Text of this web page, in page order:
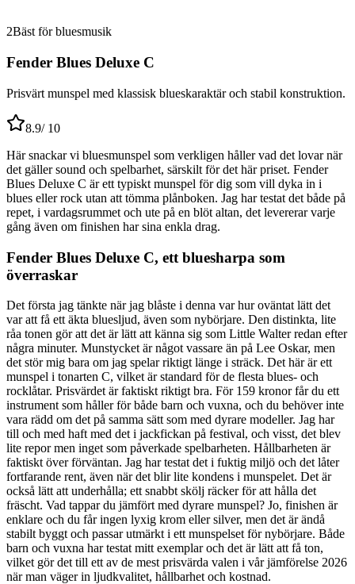
2Bäst för bluesmusik
Fender Blues Deluxe C
Prisvärt munspel med klassisk blueskaraktär och stabil konstruktion.
8.9/ 10
Här snackar vi bluesmunspel som verkligen håller vad det lovar när
det gäller sound och spelbarhet, särskilt för det här priset. Fender
Blues Deluxe C är ett typiskt munspel för dig som vill dyka in i
blues eller rock utan att tömma plånboken. Jag har testat det både på
repet, i vardagsrummet och ute på en blöt altan, det levererar varje
gång även om finishen har sina enkla drag.
Fender Blues Deluxe C, ett bluesharpa som
överraskar
Det första jag tänkte när jag blåste i denna var hur oväntat lätt det
var att få ett äkta bluesljud, även som nybörjare. Den distinkta, lite
råa tonen gör att det är lätt att känna sig som Little Walter redan efter
några minuter. Munstycket är något vassare än på Lee Oskar, men
det stör mig bara om jag spelar riktigt länge i sträck. Det här är ett
munspel i tonarten C, vilket är standard för de flesta blues- och
rocklåtar. Prisvärdet är faktiskt riktigt bra. För 159 kronor får du ett
instrument som håller för både barn och vuxna, och du behöver inte
vara rädd om det på samma sätt som med dyrare modeller. Jag har
till och med haft med det i jackfickan på festival, och visst, det blev
lite repor men inget som påverkade spelbarheten. Hållbarheten är
faktiskt över förväntan. Jag har testat det i fuktig miljö och det låter
fortfarande rent, även när det blir lite kondens i munspelet. Det är
också lätt att underhålla; ett snabbt skölj räcker för att hålla det
fräscht. Vad tappar du jämfört med dyrare munspel? Jo, finishen är
enklare och du får ingen lyxig krom eller silver, men det är ändå
stabilt byggt och passar utmärkt i ett munspelset för nybörjare. Både
barn och vuxna har testat mitt exemplar och det är lätt att få ton,
vilket gör det till ett av de mest prisvärda valen i vår jämförelse 2026
när man väger in ljudkvalitet, hållbarhet och kostnad.